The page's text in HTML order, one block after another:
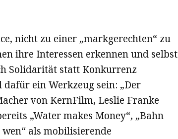
nicht zu einer „markgerechten“ zu
ihre Interessen erkennen und selbst
Solidarität statt Konkurrenz
ein Werkzeug sein: „Der
von KernFilm, Leslie Franke
„Water makes Money“, „Bahn
als mobilisierende